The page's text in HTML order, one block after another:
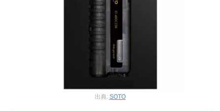
出典: SOTO